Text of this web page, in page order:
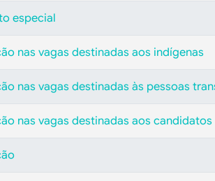
especial
nas vagas destinadas aos indígenas
nas vagas destinadas às pessoas
nas vagas destinadas aos